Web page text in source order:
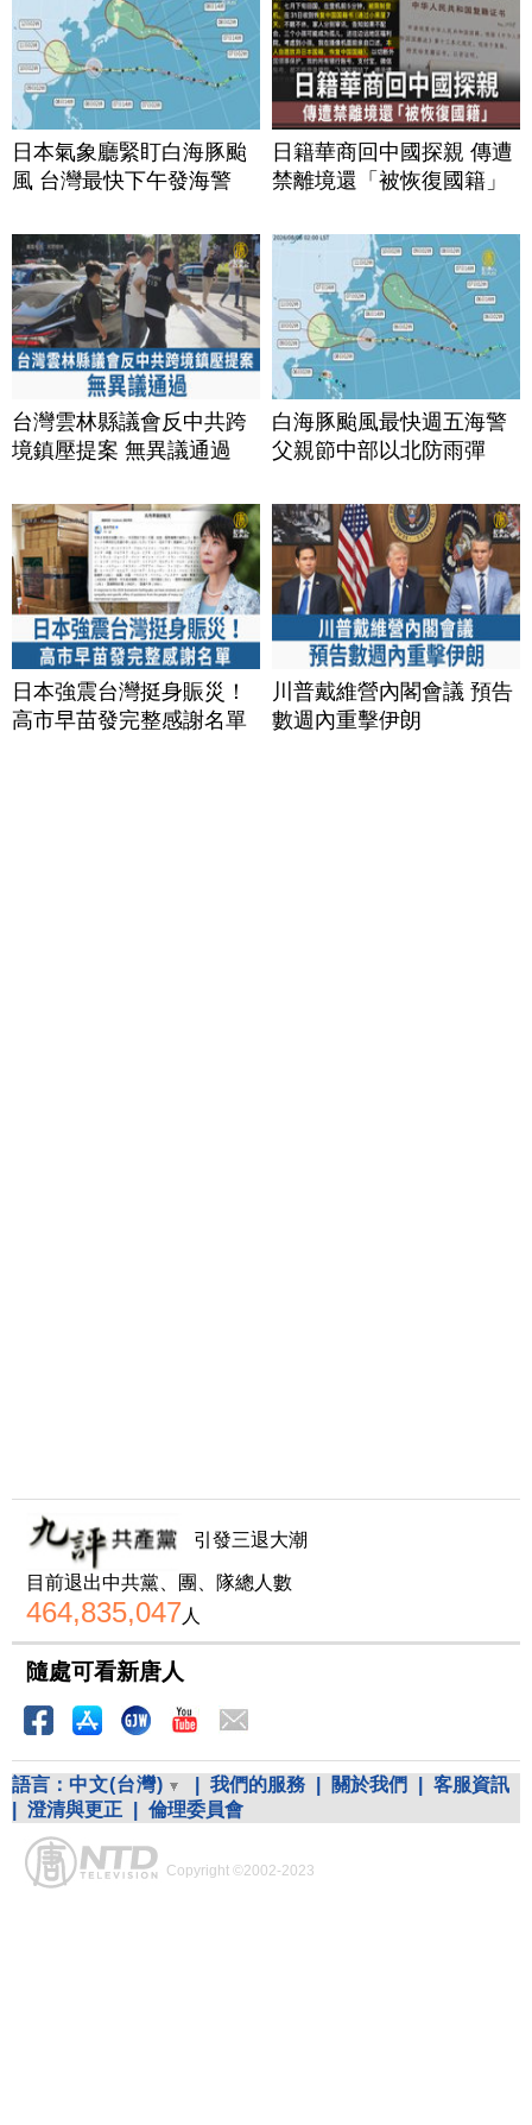
日本氣象廳緊盯白海豚颱
風 台灣最快下午發海警
日籍華商回中國探親 傳遭
禁離境還「被恢復國籍」
台灣雲林縣議會反中共跨
境鎮壓提案 無異議通過
白海豚颱風最快週五海警
父親節中部以北防雨彈
日本強震台灣挺身賑災！
高市早苗發完整感謝名單
川普戴維營內閣會議 預告
數週內重擊伊朗
引發三退大潮
目前退出中共黨、團、隊總人數
464,835,047人
隨處可看新唐人
語言： 中文(台灣) 我們的服務 關於我們
客服資訊
澄清與更正 倫理委員會
Copyright ©2002-2023